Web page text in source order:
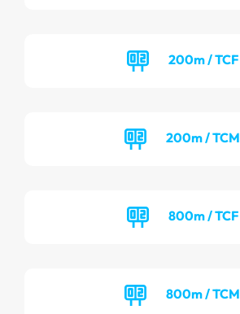
200m / TCF
200m / TCM
800m / TCF
800m / TCM